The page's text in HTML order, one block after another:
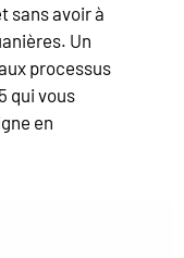
sans avoir à
Un
processus
qui vous
en